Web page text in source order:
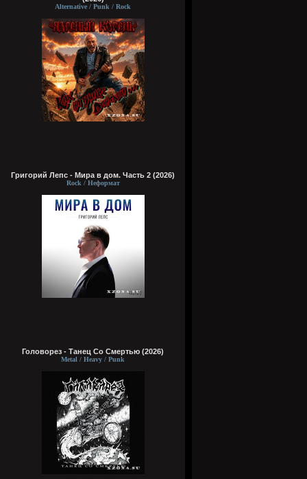
Alternative / Punk / Rock
Григорий Лепс - Мира в дом. Часть 2 (2026)
Rock / Неформат
Головорез - Tанец Со Смертью (2026)
Metal / Heavy / Punk